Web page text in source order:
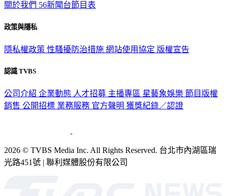
關於我們 56新聞台節目表
政策與隱私
隱私權政策 性騷擾防治措施 網站使用協定 版權宣告
認識 TVBS
公司介紹 企業動態 人才招募 主播專區 星藝象娛樂 節目版權
銷售 公開招標 業務服務 官方聲明 獲獎紀錄／認證
2026 © TVBS Media Inc. All Rights Reserved. 台北市內湖區瑞
光路451號 | 聯利媒體股份有限公司